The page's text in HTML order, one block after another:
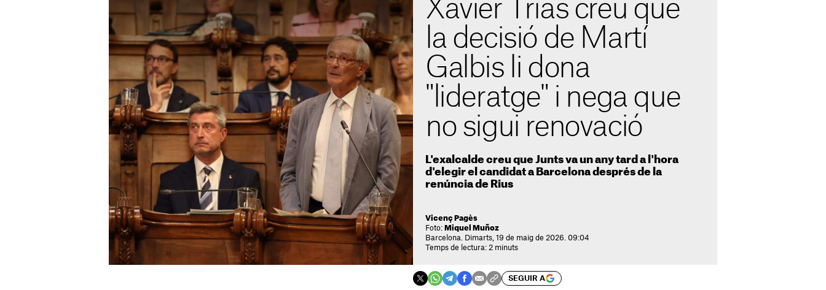
Xavier Trias creu que
la decisió de Martí
Galbis li dona
"lideratge" i nega que
no sigui renovació
L'exalcalde creu que Junts va un any tard a l'hora
d'elegir el candidat a Barcelona després de la
renúncia de Rius
Vicenç Pagès
Foto: Miquel Muñoz
Barcelona. Dimarts, 19 de maig de 2026. 09:04
Temps de lectura: 2 minuts
SEGUIR A